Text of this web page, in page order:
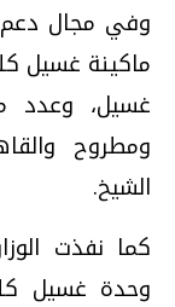
غسيل، وعدد
ومطروح
الشيخ.